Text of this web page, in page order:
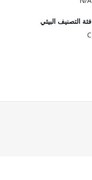
فئة التصنيف البيئي
C